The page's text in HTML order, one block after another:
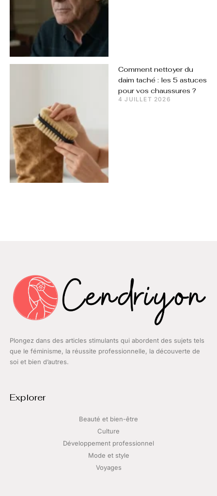
Comment nettoyer du
daim taché : les 5 astuces
pour vos chaussures ?
4 JUILLET 2026
Plongez dans des articles stimulants qui abordent des sujets tels
que le féminisme, la réussite professionnelle, la découverte de
soi et bien d’autres.
Explorer
Beauté et bien-être
Culture
Développement professionnel
Mode et style
Voyages